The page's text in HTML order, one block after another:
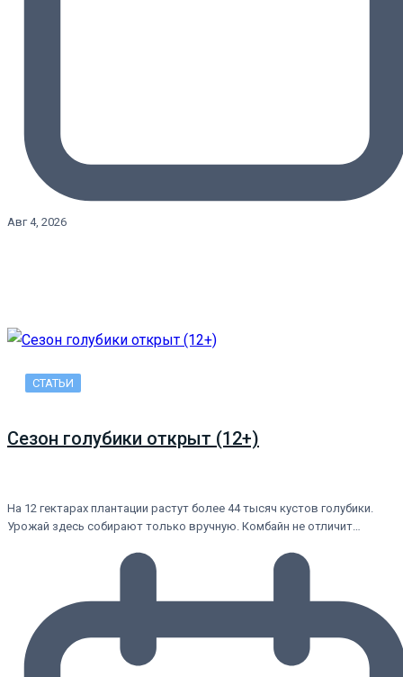
Авг 4, 2026
СТАТЬИ
Сезон голубики открыт (12+)
На 12 гектарах плантации растут более 44 тысяч кустов голубики.
Урожай здесь собирают только вручную. Комбайн не отличит…